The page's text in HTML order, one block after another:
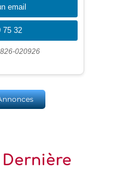
email
75 32
020926